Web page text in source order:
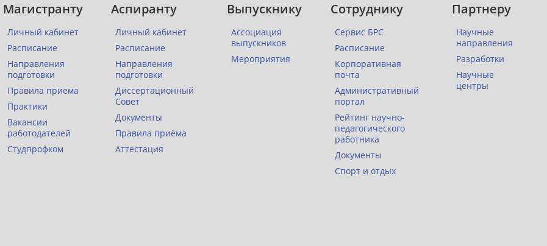
Магистранту
Личный кабинет
Расписание
Направления
подготовки
Правила приема
Практики
Вакансии
работодателей
Студпрофком
Аспиранту
Личный кабинет
Расписание
Направления
подготовки
Диссертационный
Совет
Документы
Правила приёма
Аттестация
Выпускнику
Ассоциация
выпускников
Мероприятия
Сотруднику
Сервис БРС
Расписание
Корпоративная
почта
Административный
портал
Рейтинг научно-
педагогического
работника
Документы
Спорт и отдых
Партнеру
Научные
направления
Разработки
Научные
центры